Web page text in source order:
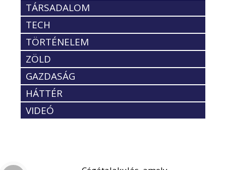
TÁRSADALOM
TECH
TÖRTÉNELEM
ZÖLD
GAZDASÁG
HÁTTÉR
VIDEÓ